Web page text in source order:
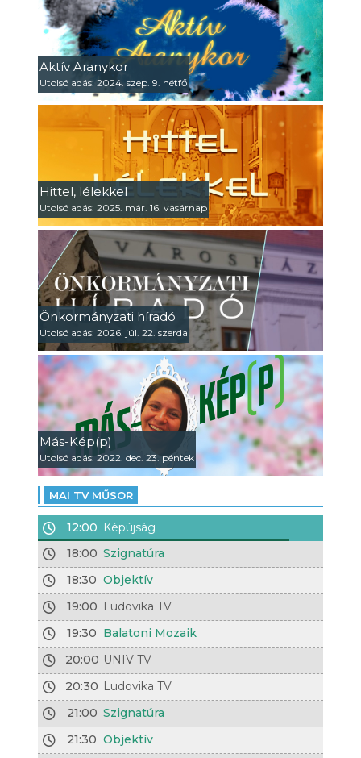
Aktív Aranykor
Utolsó adás: 2024. szep. 9. hétfő
Hittel, lélekkel
Utolsó adás: 2025. már. 16. vasárnap
Önkormányzati híradó
Utolsó adás: 2026. júl. 22. szerda
Más-Kép(p)
Utolsó adás: 2022. dec. 23. péntek
MAI TV MŰSOR
12:00 Képújság
18:00 Szignatúra
18:30 Objektív
19:00 Ludovika TV
19:30 Balatoni Mozaik
20:00 UNIV TV
20:30 Ludovika TV
21:00 Szignatúra
21:30 Objektív